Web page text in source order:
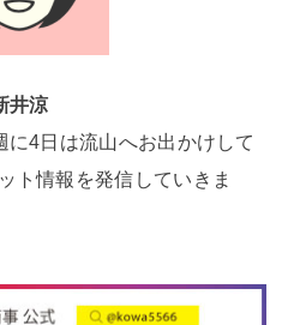
井涼
4日は流山へお出かけして
ト情報を発信していきま